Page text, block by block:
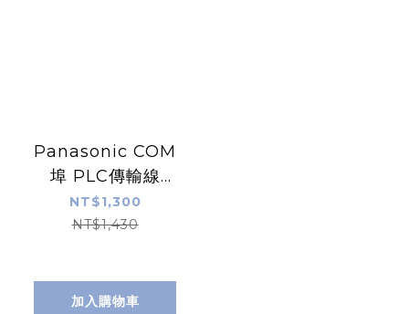
Panasonic COM
埠 PLC傳輸線
ANM81303T
NT$1,300
NT$1,430
加入購物車